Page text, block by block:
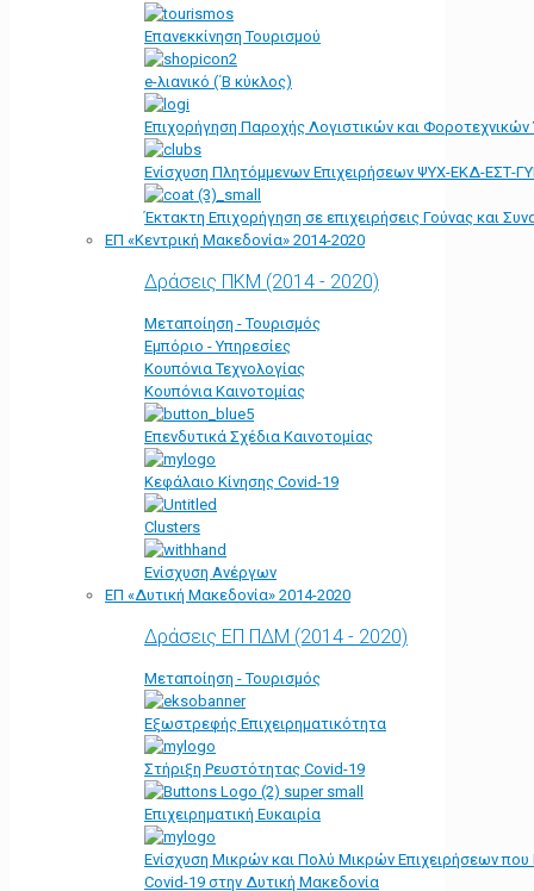
Επανεκκίνηση Τουρισμού
e-λιανικό (΄Β κύκλος)
Επιχορήγηση Παροχής Λογιστικών και
Ενίσχυση Πλητόμμενων Επιχειρήσεων ΨΥΧ-ΕΚΔ-ΕΣΤ-
Έκτακτη Επιχορήγηση σε επιχειρήσεις Γούνας και
ΕΠ «Kεντρική Μακεδονία» 2014-2020
Δράσεις ΠΚΜ (2014 - 2020)
Μεταποίηση - Τουρισμός
Εμπόριο - Υπηρεσίες
Κουπόνια Τεχνολογίας
Κουπόνια Καινοτομίας
Επενδυτικά Σχέδια Καινοτομίας
Κεφάλαιο Κίνησης Covid-19
Clusters
Ενίσχυση Ανέργων
ΕΠ «Δυτική Μακεδονία» 2014-2020
Δράσεις ΕΠ ΠΔΜ (2014 - 2020)
Μεταποίηση - Τουρισμός
Εξωστρεφής Επιχειρηματικότητα
Στήριξη Ρευστότητας Covid-19
Επιχειρηματική Ευκαιρία
Ενίσχυση Μικρών και Πολύ Μικρών Επιχειρήσεων
Covid-19 στην Δυτική Μακεδονία